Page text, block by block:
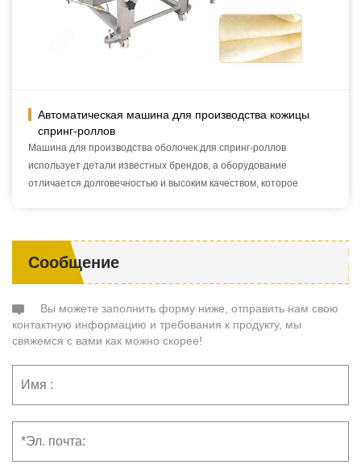
Автоматическая машина для производства кожицы
спринг-роллов
Машина для производства оболочек для спринг-роллов
использует детали известных брендов, а оборудование
отличается долговечностью и высоким качеством, которое
Сообщение
Вы можете заполнить форму ниже, отправить нам свою
контактную информацию и требования к продукту, мы
свяжемся с вами как можно скорее!